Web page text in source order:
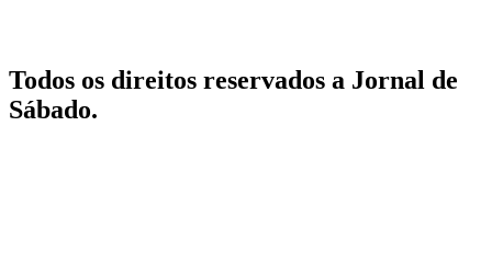
Todos os direitos reservados a Jornal de
Sábado.